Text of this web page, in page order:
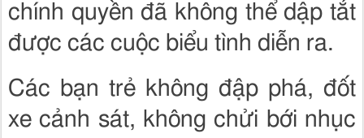
chính quyền đã không thể dập tắt
được các cuộc biểu tình diễn ra.
Các bạn trẻ không đập phá, đốt
xe cảnh sát, không chửi bới nhục